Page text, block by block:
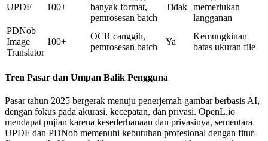
UPDF 100+
banyak format,
pemrosesan batch
Tidak memerlukan
langganan
PDNob
Image
Translator
100+
OCR canggih,
pemrosesan batch
Ya
Kemungkinan
batas ukuran file
Tren Pasar dan Umpan Balik Pengguna
Pasar tahun 2025 bergerak menuju penerjemah gambar berbasis AI,
dengan fokus pada akurasi, kecepatan, dan privasi. OpenL.io
mendapat pujian karena kesederhanaan dan privasinya, sementara
UPDF dan PDNob memenuhi kebutuhan profesional dengan fitur-